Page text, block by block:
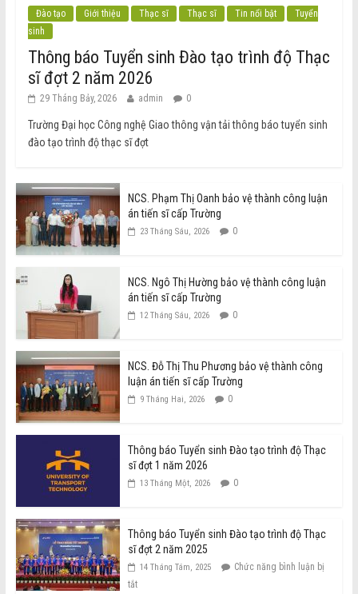
Đào tạo Giới thiệu Thạc sĩ Thạc sĩ Tin nổi bật
Tuyển
sinh
Thông báo Tuyển sinh Đào tạo trình độ Thạc
sĩ đợt 2 năm 2026
29 Tháng Bảy, 2026 admin 0
Trường Đại học Công nghệ Giao thông vận tải thông báo tuyển sinh
đào tạo trình độ thạc sĩ đợt
NCS. Phạm Thị Oanh bảo vệ thành công luận
án tiến sĩ cấp Trường
23 Tháng Sáu, 2026 0
NCS. Ngô Thị Hường bảo vệ thành công luận
án tiến sĩ cấp Trường
12 Tháng Sáu, 2026 0
NCS. Đỗ Thị Thu Phương bảo vệ thành công
luận án tiến sĩ cấp Trường
9 Tháng Hai, 2026 0
Thông báo Tuyển sinh Đào tạo trình độ Thạc
sĩ đợt 1 năm 2026
13 Tháng Một, 2026 0
Thông báo Tuyển sinh Đào tạo trình độ Thạc
sĩ đợt 2 năm 2025
14 Tháng Tám, 2025
Chức năng bình luận bị
tắt